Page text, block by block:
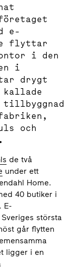
e-
flyttar
i den
i
drygt
tillbyggnad
och
de två
under ett
Home.
40 butiker i
E-
största
går flytten
ligger i en